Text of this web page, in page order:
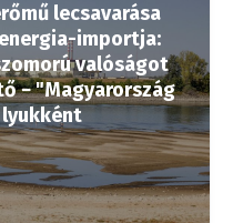
lecsavarása
importja:
valóságot
− "Magyarország